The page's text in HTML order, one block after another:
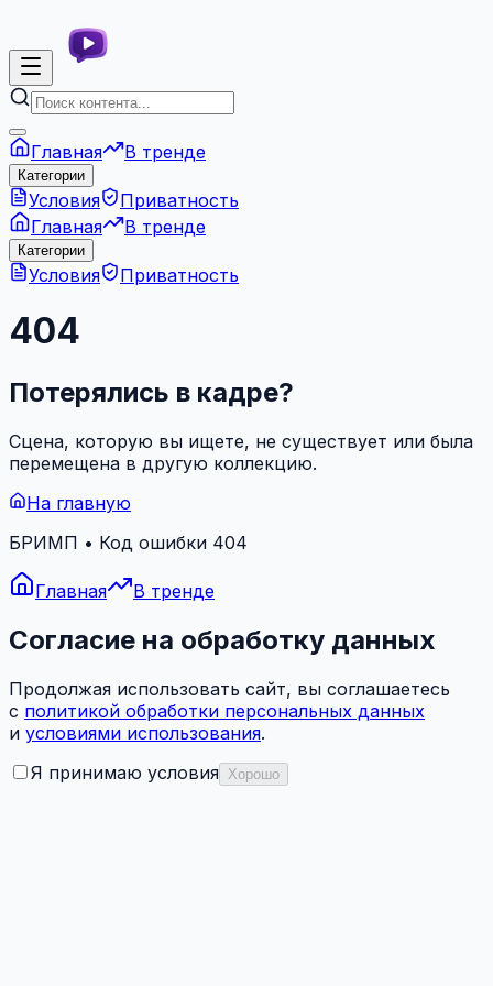
Главная В тренде
Категории
Условия
Приватность
Главная
В тренде
Категории
Условия Приватность
404
Потерялись в кадре?
Сцена, которую вы ищете, не существует или была
перемещена в другую коллекцию.
На главную
БРИМП • Код ошибки 404
Главная В тренде
Согласие на обработку данных
Продолжая использовать сайт, вы соглашаетесь
с политикой обработки персональных данных
и условиями использования.
Я принимаю условия Хорошо